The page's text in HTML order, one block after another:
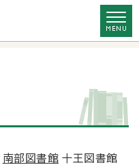
南部図書館 十王図書館